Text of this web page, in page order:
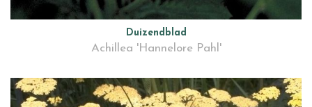
Duizendblad
Achillea 'Hannelore Pahl'